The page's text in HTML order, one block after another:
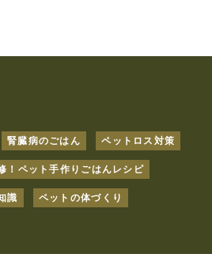
腎臓病のごはん ペットロス対策
！ペット手作りごはんレシピ
識 ペットの体づくり